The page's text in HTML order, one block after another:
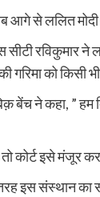
आगे से ललित
रविकुमार ने
गरिमा को किसी
बेंच ने कहा, ” हम
कोर्ट इसे मंजूर
इस संस्थान का